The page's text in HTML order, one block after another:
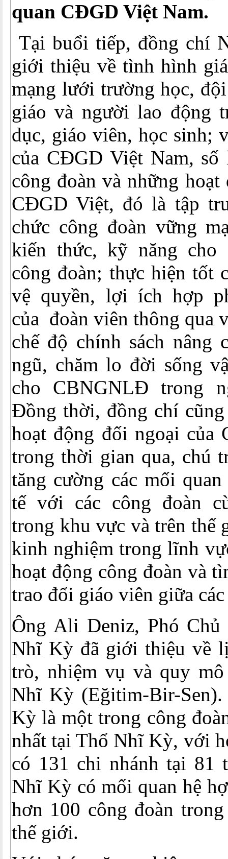
quan CĐGD Việt Nam.
Tại buổi tiếp, đồng chí
giới thiệu về tình hình
mạng lưới trường học,
giáo và người lao động
dục, giáo viên, học sinh;
của CĐGD Việt Nam, số
công đoàn và những
CĐGD Việt, đó là tập
chức công đoàn vững
kiến thức, kỹ năng cho
công đoàn; thực hiện tốt
vệ quyền, lợi ích hợp
của đoàn viên thông qua
chế độ chính sách nâng
ngũ, chăm lo đời sống
cho CBNGNLĐ trong
Đồng thời, đồng chí
hoạt động đối ngoại của
trong thời gian qua, chú
tăng cường các mối
tế với các công đoàn
trong khu vực và trên thế
kinh nghiệm trong lĩnh
hoạt động công đoàn và
trao đổi giáo viên giữa
Ông Ali Deniz, Phó
Nhĩ Kỳ đã giới thiệu về
trò, nhiệm vụ và quy
Nhĩ Kỳ (Eğitim-Bir-
Kỳ là một trong công
nhất tại Thổ Nhĩ Kỳ, với
có 131 chi nhánh tại 81
Nhĩ Kỳ có mối quan hệ
hơn 100 công đoàn
thế giới.